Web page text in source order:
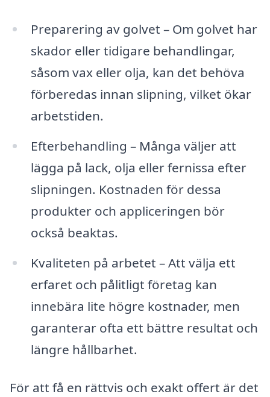
Preparering av golvet – Om golvet har
skador eller tidigare behandlingar,
såsom vax eller olja, kan det behöva
förberedas innan slipning, vilket ökar
arbetstiden.
Efterbehandling – Många väljer att
lägga på lack, olja eller fernissa efter
slipningen. Kostnaden för dessa
produkter och appliceringen bör
också beaktas.
Kvaliteten på arbetet – Att välja ett
erfaret och pålitligt företag kan
innebära lite högre kostnader, men
garanterar ofta ett bättre resultat och
längre hållbarhet.
För att få en rättvis och exakt offert är det